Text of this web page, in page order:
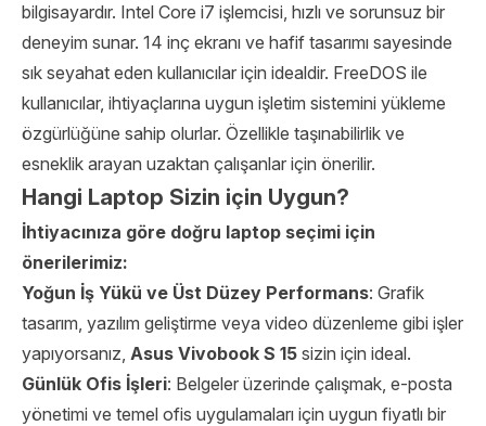
bilgisayardır. Intel Core i7 işlemcisi, hızlı ve sorunsuz bir
deneyim sunar. 14 inç ekranı ve hafif tasarımı sayesinde
sık seyahat eden kullanıcılar için idealdir. FreeDOS ile
kullanıcılar, ihtiyaçlarına uygun işletim sistemini yükleme
özgürlüğüne sahip olurlar. Özellikle taşınabilirlik ve
esneklik arayan uzaktan çalışanlar için önerilir.
Hangi Laptop Sizin için Uygun?
İhtiyacınıza göre doğru laptop seçimi için
önerilerimiz:
Yoğun İş Yükü ve Üst Düzey Performans: Grafik
tasarım, yazılım geliştirme veya video düzenleme gibi işler
yapıyorsanız, Asus Vivobook S 15 sizin için ideal.
Günlük Ofis İşleri: Belgeler üzerinde çalışmak, e-posta
yönetimi ve temel ofis uygulamaları için uygun fiyatlı bir